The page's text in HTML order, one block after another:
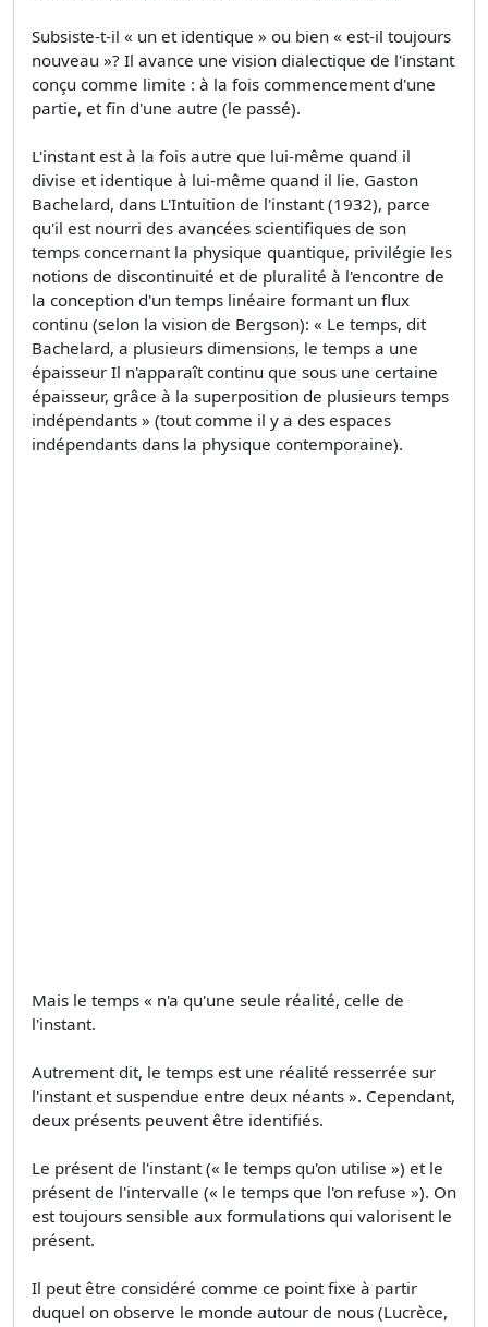
Subsiste-t-il « un et identique » ou bien « est-il toujours
nouveau »? Il avance une vision dialectique de l'instant
conçu comme limite : à la fois commencement d'une
partie, et fin d'une autre (le passé).
L'instant est à la fois autre que lui-même quand il
divise et identique à lui-même quand il lie. Gaston
Bachelard, dans L'Intuition de l'instant (1932), parce
qu'il est nourri des avancées scientifiques de son
temps concernant la physique quantique, privilégie les
notions de discontinuité et de pluralité à l'encontre de
la conception d'un temps linéaire formant un flux
continu (selon la vision de Bergson): « Le temps, dit
Bachelard, a plusieurs dimensions, le temps a une
épaisseur Il n'apparaît continu que sous une certaine
épaisseur, grâce à la superposition de plusieurs temps
indépendants » (tout comme il y a des espaces
indépendants dans la physique contemporaine).
Mais le temps « n'a qu'une seule réalité, celle de
l'instant.
Autrement dit, le temps est une réalité resserrée sur
l'instant et suspendue entre deux néants ». Cependant,
deux présents peuvent être identifiés.
Le présent de l'instant (« le temps qu'on utilise ») et le
présent de l'intervalle (« le temps que l'on refuse »). On
est toujours sensible aux formulations qui valorisent le
présent.
Il peut être considéré comme ce point fixe à partir
duquel on observe le monde autour de nous (Lucrèce,